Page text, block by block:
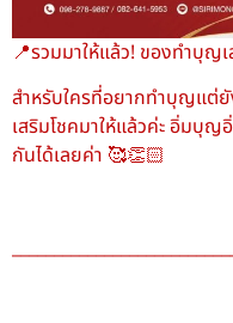
📍รวมมาให้แล้ว! ของทำบุญ
สำหรับใครที่อยากทำบุญแต่ยั
เสริมโชคมาให้แล้วค่ะ อิ่มบุญ
กันได้เลยค่า 🥰👏🏻